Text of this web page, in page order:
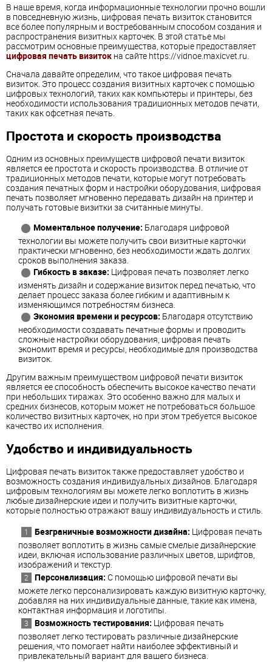
В наше время, когда информационные технологии прочно вошли
в повседневную жизнь, цифровая печать визиток становится
все более популярным и востребованным способом создания и
распространения визитных карточек. В этой статье мы
рассмотрим основные преимущества, которые предоставляет
цифровая печать визиток на сайте https://vidnoe.maxicvet.ru.
Сначала давайте определим, что такое цифровая печать
визиток. Это процесс создания визитных карточек с помощью
цифровых технологий, таких как компьютеры и принтеры, без
необходимости использования традиционных методов печати,
таких как офсетная печать.
Простота и скорость производства
Одним из основных преимуществ цифровой печати визиток
является ее простота и скорость производства. В отличие от
традиционных методов печати, которые могут потребовать
создания печатных форм и настройки оборудования, цифровая
печать позволяет мгновенно передавать дизайн на принтер и
получать готовые визитки за считанные минуты.
Моментальное получение: Благодаря цифровой
технологии вы можете получить свои визитные карточки
практически мгновенно, без необходимости ждать долгих
сроков выполнения заказа.
Гибкость в заказе: Цифровая печать позволяет легко
изменять дизайн и содержание визиток перед печатью, что
делает процесс заказа более гибким и адаптивным к
изменяющимся потребностям бизнеса.
Экономия времени и ресурсов: Благодаря отсутствию
необходимости создавать печатные формы и проводить
сложные настройки оборудования, цифровая печать
экономит время и ресурсы, необходимые для производства
визиток.
Другим важным преимуществом цифровой печати визиток
является ее способность обеспечить высокое качество печати
при небольших тиражах. Это особенно важно для малых и
средних бизнесов, которым может не потребоваться большое
количество визитных карточек, но при этом требуется высокое
качество их исполнения.
Удобство и индивидуальность
Цифровая печать визиток также предоставляет удобство и
возможность создания индивидуальных дизайнов. Благодаря
цифровым технологиям вы можете легко воплотить в жизнь
любые дизайнерские идеи и получить визитные карточки,
которые полностью отражают вашу индивидуальность и стиль.
Безграничные возможности дизайна: Цифровая печать
позволяет воплотить в жизнь самые смелые дизайнерские
идеи, включая использование различных цветов, шрифтов,
изображений и текстур.
Персонализация: С помощью цифровой печати вы
можете легко персонализировать каждую визитную карточку,
добавляя на них индивидуальные данные, такие как имена,
контактная информация и логотипы.
Возможность тестирования: Цифровая печать
позволяет легко тестировать различные дизайнерские
решения, что помогает найти наиболее эффективный и
привлекательный вариант для вашего бизнеса.